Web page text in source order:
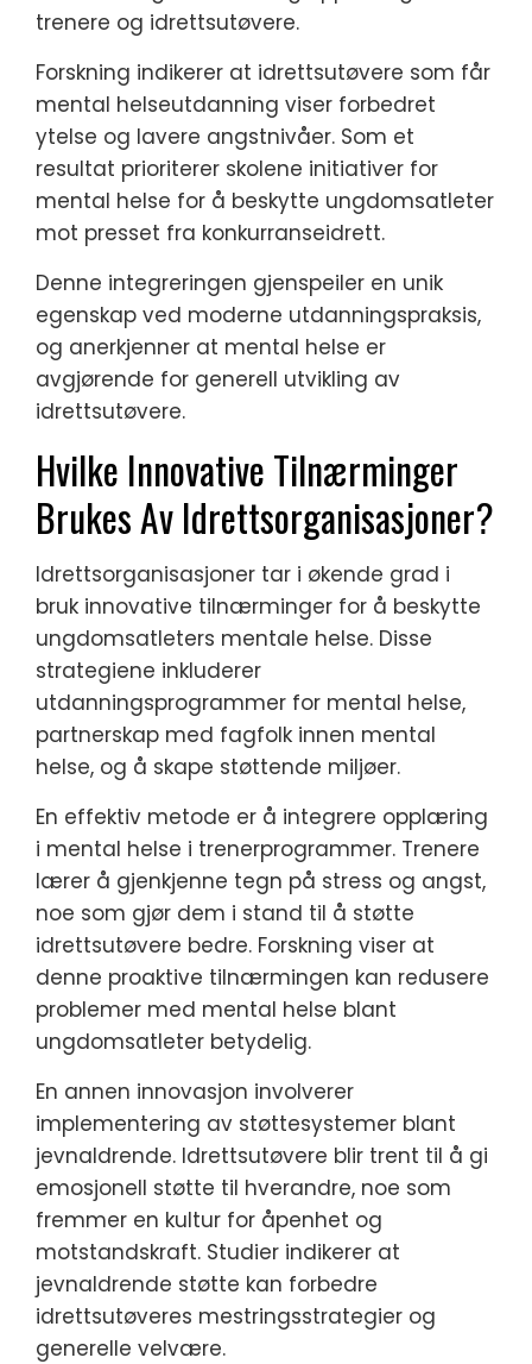
trenere og idrettsutøvere.
Forskning indikerer at idrettsutøvere som får
mental helseutdanning viser forbedret
ytelse og lavere angstnivåer. Som et
resultat prioriterer skolene initiativer for
mental helse for å beskytte ungdomsatleter
mot presset fra konkurranseidrett.
Denne integreringen gjenspeiler en unik
egenskap ved moderne utdanningspraksis,
og anerkjenner at mental helse er
avgjørende for generell utvikling av
idrettsutøvere.
Hvilke Innovative Tilnærminger
Brukes Av Idrettsorganisasjoner?
Idrettsorganisasjoner tar i økende grad i
bruk innovative tilnærminger for å beskytte
ungdomsatleters mentale helse. Disse
strategiene inkluderer
utdanningsprogrammer for mental helse,
partnerskap med fagfolk innen mental
helse, og å skape støttende miljøer.
En effektiv metode er å integrere opplæring
i mental helse i trenerprogrammer. Trenere
lærer å gjenkjenne tegn på stress og angst,
noe som gjør dem i stand til å støtte
idrettsutøvere bedre. Forskning viser at
denne proaktive tilnærmingen kan redusere
problemer med mental helse blant
ungdomsatleter betydelig.
En annen innovasjon involverer
implementering av støttesystemer blant
jevnaldrende. Idrettsutøvere blir trent til å gi
emosjonell støtte til hverandre, noe som
fremmer en kultur for åpenhet og
motstandskraft. Studier indikerer at
jevnaldrende støtte kan forbedre
idrettsutøveres mestringsstrategier og
generelle velvære.